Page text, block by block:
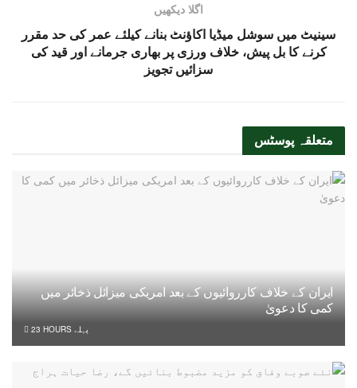
اگلا دیکھیں
سینیٹ میں سوشل میڈیا اکاؤنٹ بنانے کیلئے عمر کی حد مقرر
کرنے کا بل پیش، خلاف ورزی پر بھاری جرمانے اور قید کی
سزائیں تجویز
متعلقہ پوسٹس
ایران کے خلاف کارروائیوں کے بعد امریکی میزائل ذخائر میں
کمی کا دعویٰ
23 HOURS پہلے